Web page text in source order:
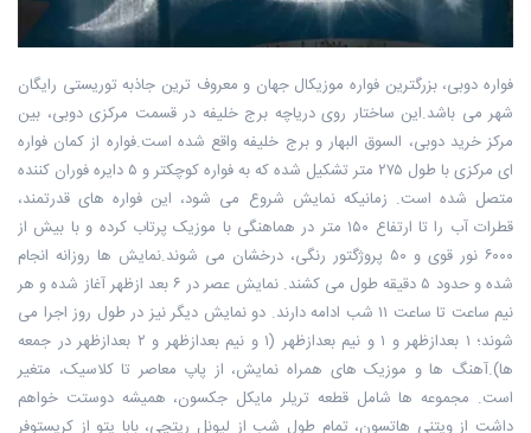
فواره دوبی، بزرگترین فواره موزیکال جهان و معروف ترین جاذبه توریستی رایگان
شهر می باشد.این ساختار روی دریاچه برج خلیفه در قسمت مرکزی دوبی، بین
مرکز خرید دوبی، السوق البهار و برج خلیفه واقع شده است.فواره از کمان فواره
ای مرکزی با طول ۲۷۵ متر تشکیل شده که به فواره کوچکتر و ۵ دایره فوران کننده
متصل شده است. زمانیکه نمایش شروع می شود، این فواره های قدرتمند،
قطرات آب را تا ارتفاع ۱۵۰ متر در هماهنگی با موزیک پرتاب کرده و با بیش از
۶۰۰۰ نور قوی و ۵۰ پروژگتور رنگی، درخشان می شوند.نمایش ها روزانه انجام
شده و حدود ۵ دقیقه طول می کشند. نمایش عصر در ۶ بعد ازظهر آغاز شده و هر
نیم ساعت تا ساعت ۱۱ شب ادامه دارند. دو نمایش دیگر نیز در طول روز اجرا می
شوند؛ ۱ بعدازظهر و ۱ و نیم بعدازظهر (۱ و نیم بعدازظهر و ۲ بعدازظهر در جمعه
ها).آهنگ ها و موزیک های همراه نمایش، از پاپ معاصر تا کلاسیک، متغیر
است. مجموعه ها شامل قطعه تریلر مایکل جکسون، همیشه دوستت خواهم
داشت از ویتنی هاتسون، تمام طول شب از لیونل ریتچی، بابا یتو از کریستوفر